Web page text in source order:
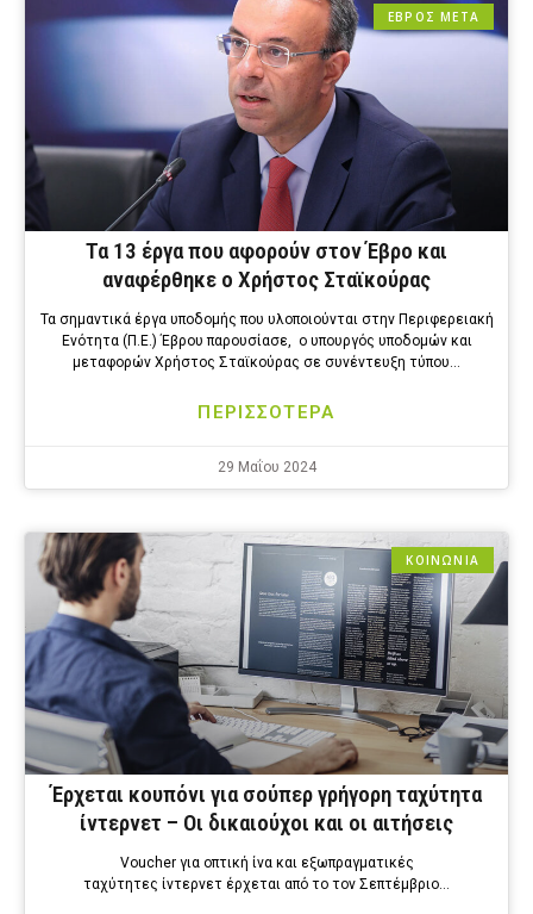
ΕΒΡΟΣ ΜΕΤΑ
Τα 13 έργα που αφορούν στον Έβρο και
αναφέρθηκε ο Χρήστος Σταϊκούρας
Τα σημαντικά έργα υποδομής που υλοποιούνται στην Περιφερειακή
Ενότητα (Π.Ε.) Έβρου παρουσίασε, ο υπουργός υποδομών και
μεταφορών Χρήστος Σταϊκούρας σε συνέντευξη τύπου…
ΠΕΡΙΣΣΟΤΕΡΑ
29 Μαΐου 2024
ΚΟΙΝΩΝΙΑ
Έρχεται κουπόνι για σούπερ γρήγορη ταχύτητα
ίντερνετ – Οι δικαιούχοι και οι αιτήσεις
Voucher για οπτική ίνα και εξωπραγματικές
ταχύτητες ίντερνετ έρχεται από το τον Σεπτέμβριο…